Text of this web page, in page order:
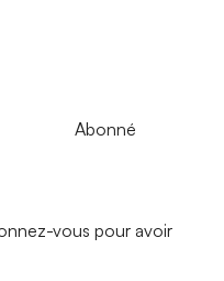
Abonné
vous pour avoir